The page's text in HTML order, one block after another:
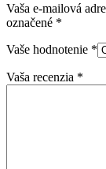
Vaša e-mailová
označené *
Vaše hodnotenie *
Vaša recenzia *